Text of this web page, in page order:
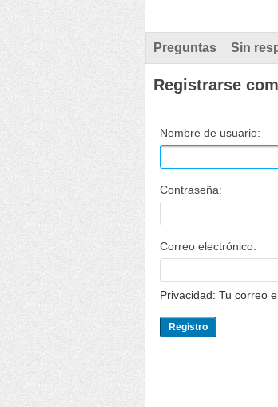
Preguntas Sin
Registrarse
Nombre de usuario:
Contraseña:
Correo electrónico:
Privacidad: Tu correo